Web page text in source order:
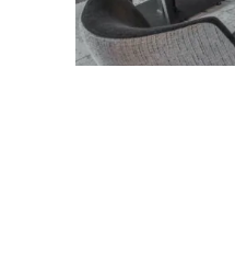
de confidentialité,